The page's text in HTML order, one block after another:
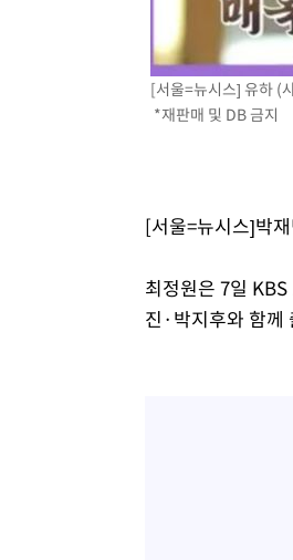
[속보]'압수수색·성접대
'최고 37도' 폭염 지속…강
[속보]뉴욕증시 상승 마감
[서울=뉴시스] 유하 (
*재판매 및 DB 금지
[서울=뉴시스]박
최정원은 7일
진·박지후와 함께